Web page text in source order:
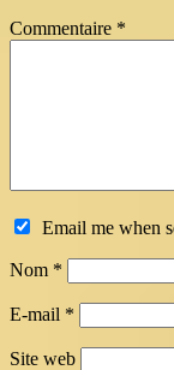
Commentaire *
Email me when
Nom *
E-mail *
Site web